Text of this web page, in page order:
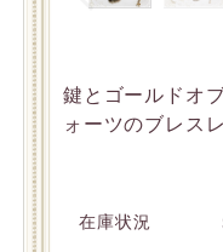
鍵とゴールドオ
ォーツのブレス
在庫状況